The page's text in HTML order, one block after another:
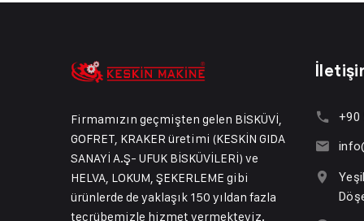
Firmamızın geçmişten gelen BİSKÜVİ,
GOFRET, KRAKER üretimi (KESKİN GIDA
SANAYİ A.Ş- UFUK BİSKÜVİLERİ) ve
HELVA, LOKUM, ŞEKERLEME gibi
ürünlerde de yaklaşık 150 yıldan fazla
tecrübemizle hizmet vermekteyiz.
+90